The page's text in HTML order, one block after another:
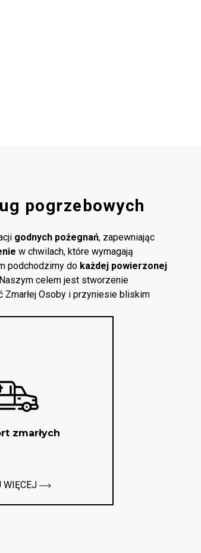
pogrzebowych
godnych pożegnań, zapewniając
w chwilach, które wymagają
podchodzimy do każdej powierzonej
celem jest stworzenie
Zmarłej Osoby i przyniesie bliskim
zmarłych
WIĘCEJ